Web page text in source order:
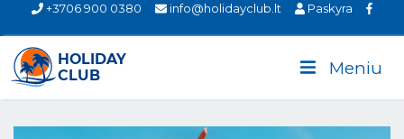
+3706 900 0380 info@holidayclub.lt Paskyra
Meniu